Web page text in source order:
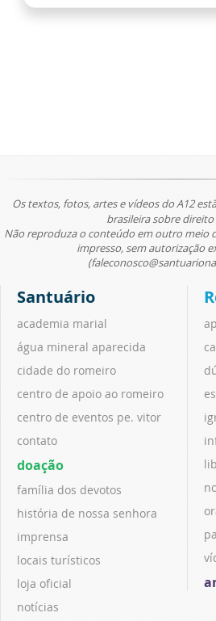
Os textos, fotos, artes e vídeos do A12
brasileira sobre
Não reproduza o conteúdo em outro meio
impresso, sem autorização
Santuário
academia marial
água mineral aparecida
cidade do romeiro
centro de apoio ao romeiro
centro de eventos pe. vitor
contato
doação
família dos devotos
história de nossa senhora
imprensa
locais turísticos
loja oficial
notícias